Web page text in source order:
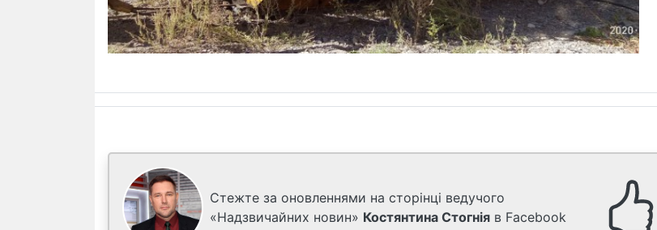
Стежте за оновленнями на сторінці ведучого
«Надзвичайних новин» Костянтина Стогнія в Facebook